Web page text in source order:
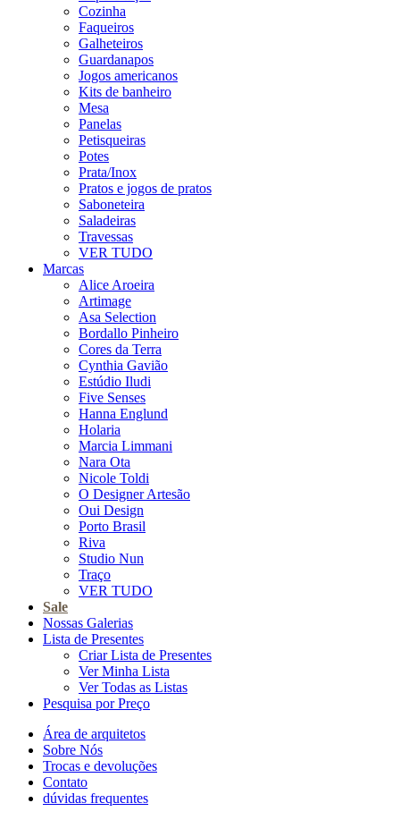
Cozinha
Faqueiros
Galheteiros
Guardanapos
Jogos americanos
Kits de banheiro
Mesa
Panelas
Petisqueiras
Potes
Prata/Inox
Pratos e jogos de pratos
Saboneteira
Saladeiras
Travessas
VER TUDO
Marcas
Alice Aroeira
Artimage
Asa Selection
Bordallo Pinheiro
Cores da Terra
Cynthia Gavião
Estúdio Iludi
Five Senses
Hanna Englund
Holaria
Marcia Limmani
Nara Ota
Nicole Toldi
O Designer Artesão
Oui Design
Porto Brasil
Riva
Studio Nun
Traço
VER TUDO
Sale
Nossas Galerias
Lista de Presentes
Criar Lista de Presentes
Ver Minha Lista
Ver Todas as Listas
Pesquisa por Preço
Área de arquitetos
Sobre Nós
Trocas e devoluções
Contato
dúvidas frequentes